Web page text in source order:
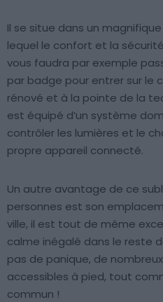
Il se situe dans un
lequel le confort et la
vous faudra par exemple
par badge pour entrer sur le
rénové et à la pointe de la
est équipé d’un système
contrôler les lumières et le
propre appareil connecté.
Un autre avantage de ce
personnes est son
ville, il est tout de même
calme inégalé dans le reste
pas de panique, de
accessibles à pied, tout
commun !